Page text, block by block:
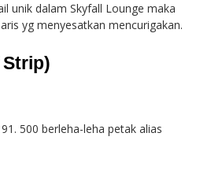
unik dalam Skyfall Lounge maka
yg menyesatkan mencurigakan.
500 berleha-leha petak alias